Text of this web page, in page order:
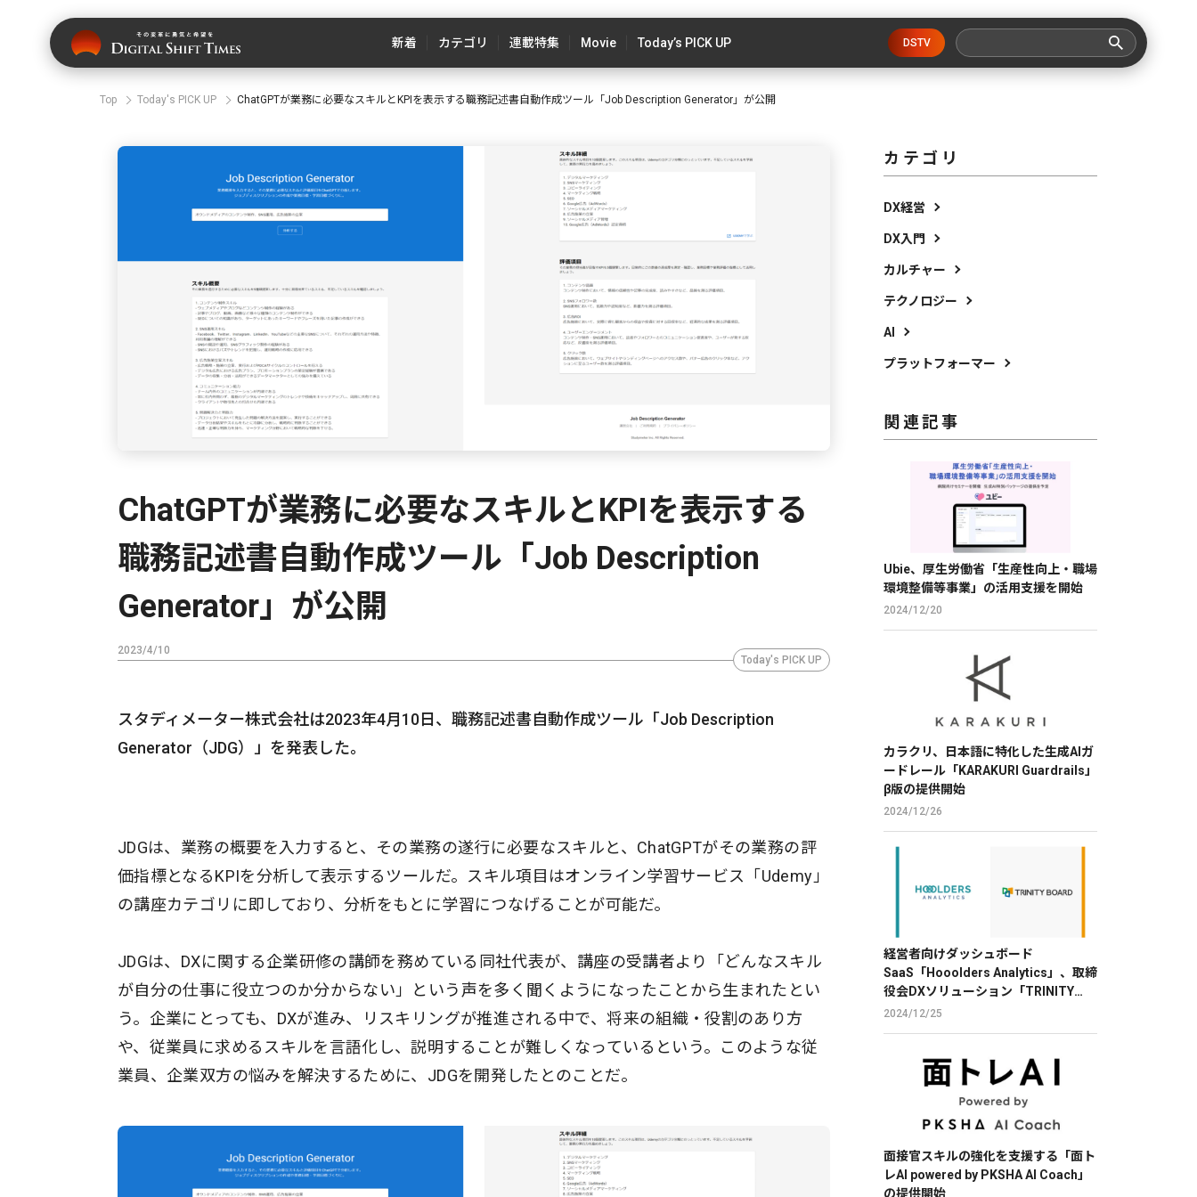
新着 カテゴリ 連載特集 Movie Today’s PICK UP DSTV
Top Today's PICK UP ChatGPTが業務に必要なスキルとKPIを表示する職務記述書自動作成ツール「Job Description Generator」が公開
ChatGPTが業務に必要なスキルとKPIを表示する
職務記述書自動作成ツール「Job Description
Generator」が公開
2023/4/10
Today's PICK UP
スタディメーター株式会社は2023年4月10日、職務記述書自動作成ツール「Job Description
Generator（JDG）」を発表した。
JDGは、業務の概要を入力すると、その業務の遂行に必要なスキルと、ChatGPTがその業務の評
価指標となるKPIを分析して表示するツールだ。スキル項目はオンライン学習サービス「Udemy」
の講座カテゴリに即しており、分析をもとに学習につなげることが可能だ。
JDGは、DXに関する企業研修の講師を務めている同社代表が、講座の受講者より「どんなスキル
が自分の仕事に役立つのか分からない」という声を多く聞くようになったことから生まれたとい
う。企業にとっても、DXが進み、リスキリングが推進される中で、将来の組織・役割のあり方
や、従業員に求めるスキルを言語化し、説明することが難しくなっているという。このような従
業員、企業双方の悩みを解決するために、JDGを開発したとのことだ。
カテゴリ
DX経営
DX入門
カルチャー
テクノロジー
AI
プラットフォーマー
関連記事
Ubie、厚生労働省「生産性向上・職場
環境整備等事業」の活用支援を開始
2024/12/20
カラクリ、日本語に特化した生成AIガ
ードレール「KARAKURI Guardrails」
β版の提供開始
2024/12/26
経営者向けダッシュボード
SaaS「Hooolders Analytics」、取締
役会DXソリューション「TRINITY
BOARD」に株価分析機能を提供
2024/12/25
面接官スキルの強化を支援する「面ト
レAI powered by PKSHA AI Coach」
の提供開始